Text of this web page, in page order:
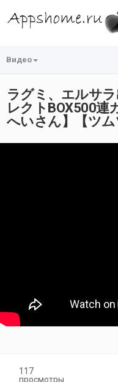
Видео
ラグミ、エルサ
レクトBOX500連
へいさん】【ツム
117
просмотры